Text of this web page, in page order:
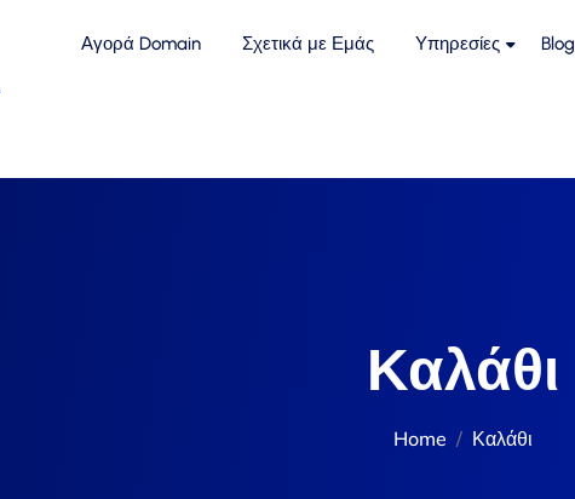
Αγορά Domain Σχετικά με Εμάς Υπηρεσίες Blog
Καλάθι
Home Καλάθι